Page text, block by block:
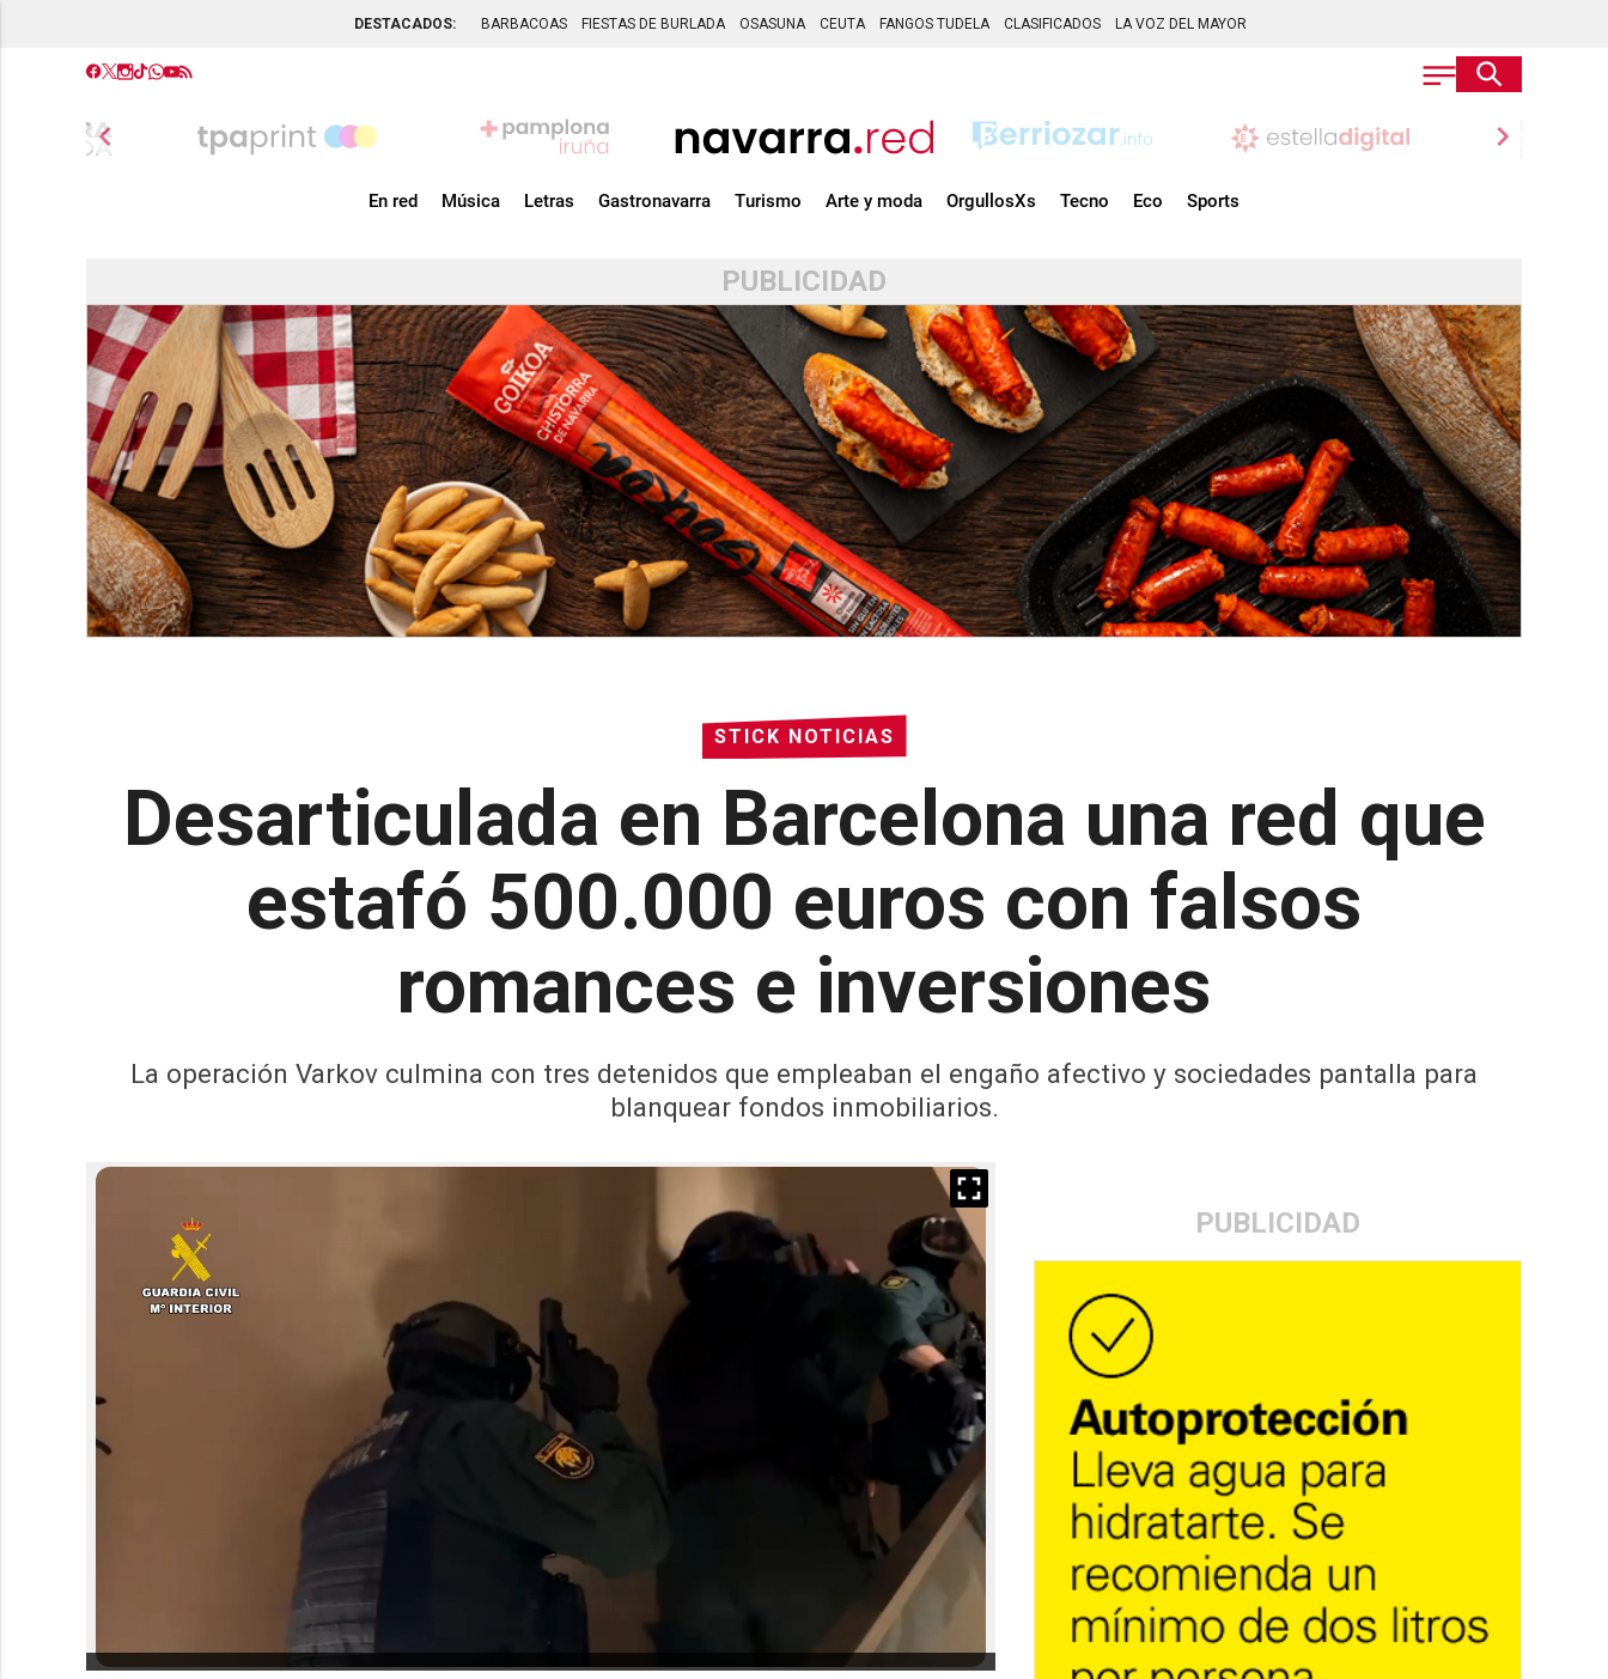
DESTACADOS: BARBACOAS FIESTAS DE BURLADA OSASUNA CEUTA FANGOS TUDELA CLASIFICADOS LA VOZ DEL MAYOR
chevron_left chevron_right
En red Música Letras Gastronavarra Turismo Arte y moda OrgullosXs Tecno Eco Sports
PUBLICIDAD
STICK NOTICIAS
Desarticulada en Barcelona una red que
estafó 500.000 euros con falsos
romances e inversiones
La operación Varkov culmina con tres detenidos que empleaban el engaño afectivo y sociedades pantalla para
blanquear fondos inmobiliarios.
PUBLICIDAD